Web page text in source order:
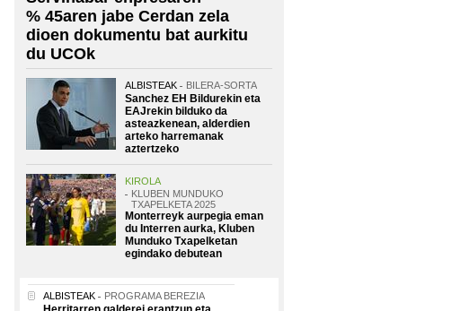
% 45aren jabe Cerdan zela
dioen dokumentu bat aurkitu
du UCOk
ALBISTEAK BILERA-SORTA
Sanchez EH Bildurekin eta
EAJrekin bilduko da
asteazkenean, alderdien
arteko harremanak
aztertzeko
KIROLA
KLUBEN MUNDUKO
TXAPELKETA 2025
Monterreyk aurpegia eman
du Interren aurka, Kluben
Munduko Txapelketan
egindako debutean
ALBISTEAK PROGRAMA BEREZIA